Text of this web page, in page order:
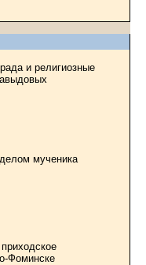
и религиозные
мученика
Фоминске